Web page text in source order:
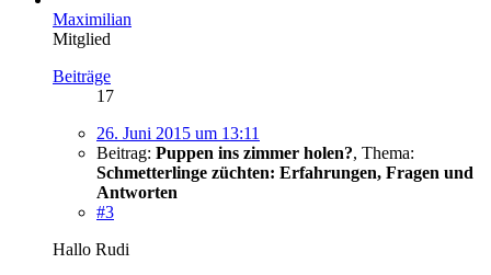
Maximilian
Mitglied
Beiträge
17
26. Juni 2015 um 13:11
Beitrag: Puppen ins zimmer holen?, Thema:
Schmetterlinge züchten: Erfahrungen, Fragen und
Antworten
#3
Hallo Rudi